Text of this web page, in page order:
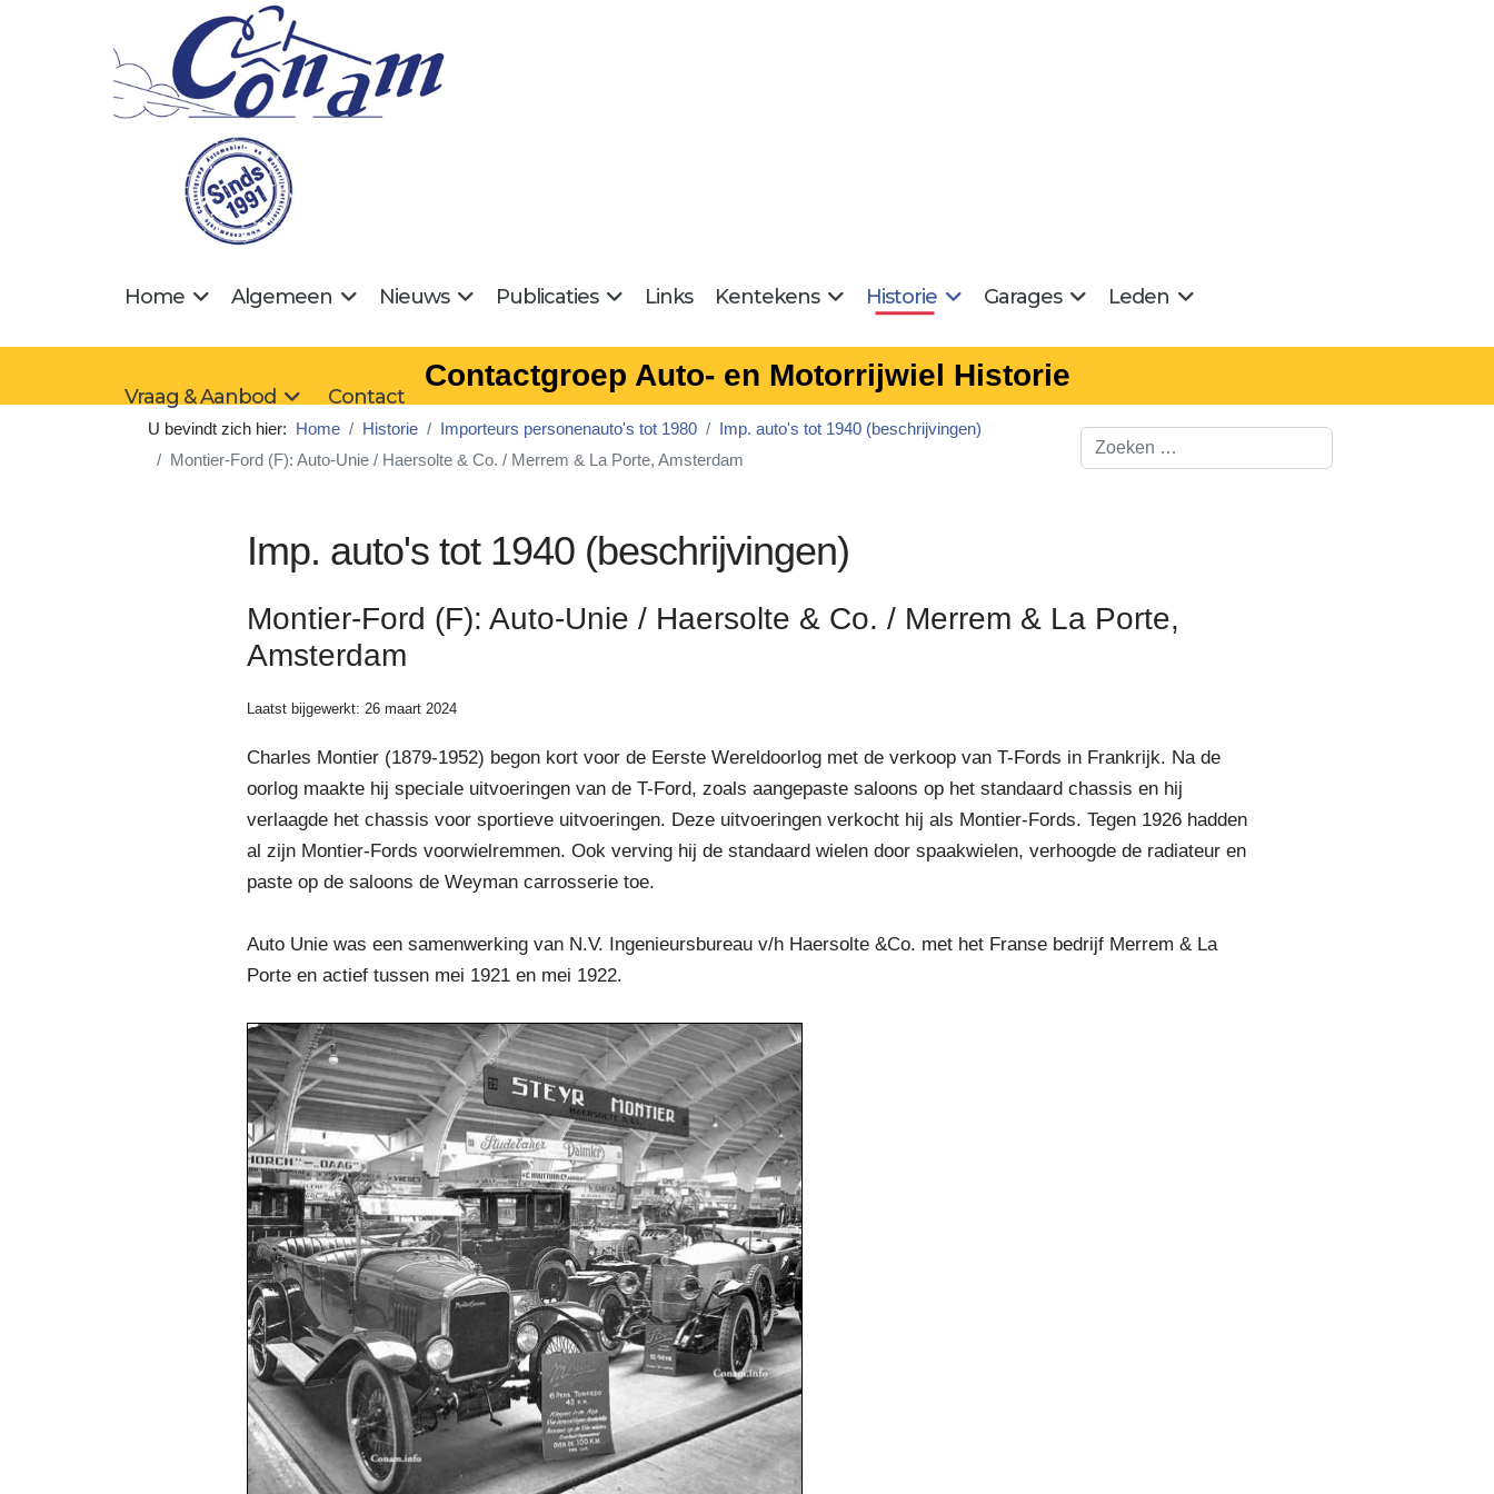
Home Algemeen Nieuws Publicaties Links Kentekens Historie Garages Leden
Vraag & Aanbod Contact
Contactgroep Auto- en Motorrijwiel Historie
U bevindt zich hier: Home Historie Importeurs personenauto's tot 1980
Imp. auto's tot 1940 (beschrijvingen)
Montier-Ford (F): Auto-Unie / Haersolte & Co. / Merrem & La Porte, Amsterdam
Imp. auto's tot 1940 (beschrijvingen)
Montier-Ford (F): Auto-Unie / Haersolte & Co. / Merrem & La Porte,
Amsterdam
Laatst bijgewerkt: 26 maart 2024
Charles Montier (1879-1952) begon kort voor de Eerste Wereldoorlog met de verkoop van T-Fords in Frankrijk. Na de
oorlog maakte hij speciale uitvoeringen van de T-Ford, zoals aangepaste saloons op het standaard chassis en hij
verlaagde het chassis voor sportieve uitvoeringen. Deze uitvoeringen verkocht hij als Montier-Fords. Tegen 1926 hadden
al zijn Montier-Fords voorwielremmen. Ook verving hij de standaard wielen door spaakwielen, verhoogde de radiateur en
paste op de saloons de Weyman carrosserie toe.
Auto Unie was een samenwerking van N.V. Ingenieursbureau v/h Haersolte &Co. met het Franse bedrijf Merrem & La
Porte en actief tussen mei 1921 en mei 1922.